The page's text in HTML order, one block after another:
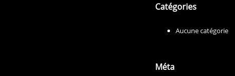
Catégories
Aucune catégorie
Méta